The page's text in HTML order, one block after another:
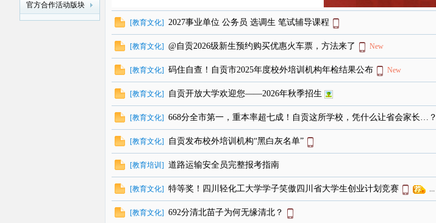
在
官方合作活动版块
[教育文化] 2027事业单位 公务员 选调生 笔试辅导课程
[教育文化] @自贡2026级新生预约购买优惠火车票，方法来了 New
[教育文化] 码住自查！自贡市2025年度校外培训机构年检结果公布 New
[教育文化] 自贡开放大学欢迎您——2026年秋季招生
[教育文化] 668分全市第一，重本率超七成！自贡这所学校，凭什么让省会家长…？
[教育文化] 自贡发布校外培训机构“黑白灰名单”
[教育培训 ] 道路运输安全员完整报考指南
[教育文化] 特等奖！四川轻化工大学学子笑傲四川省大学生创业计划竞赛 ...
[教育文化] 692分清北苗子为何无缘清北？